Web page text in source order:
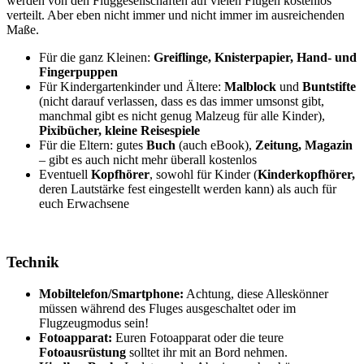
verteilt. Aber eben nicht immer und nicht immer im ausreichenden
Maße.
Für die ganz Kleinen: Greiflinge, Knisterpapier, Hand- und
Fingerpuppen
Für Kindergartenkinder und Ältere: Malblock und Buntstifte
(nicht darauf verlassen, dass es das immer umsonst gibt,
manchmal gibt es nicht genug Malzeug für alle Kinder),
Pixibücher, kleine Reisespiele
Für die Eltern: gutes Buch (auch eBook), Zeitung, Magazin
– gibt es auch nicht mehr überall kostenlos
Eventuell Kopfhörer, sowohl für Kinder (Kinderkopfhörer,
deren Lautstärke fest eingestellt werden kann) als auch für
euch Erwachsene
Technik
Mobiltelefon/Smartphone: Achtung, diese Alleskönner
müssen während des Fluges ausgeschaltet oder im
Flugzeugmodus sein!
Fotoapparat: Euren Fotoapparat oder die teure
Fotoausrüstung solltet ihr mit an Bord nehmen.